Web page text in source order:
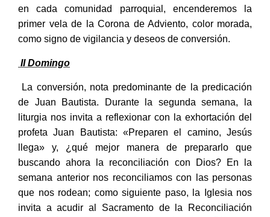
en cada comunidad parroquial, encenderemos la
primer vela de la Corona de Adviento, color morada,
como signo de vigilancia y deseos de conversión.
II Domingo
La conversión, nota predominante de la predicación
de Juan Bautista. Durante la segunda semana, la
liturgia nos invita a reflexionar con la exhortación del
profeta Juan Bautista: «Preparen el camino, Jesús
llega» y, ¿qué mejor manera de prepararlo que
buscando ahora la reconciliación con Dios? En la
semana anterior nos reconciliamos con las personas
que nos rodean; como siguiente paso, la Iglesia nos
invita a acudir al Sacramento de la Reconciliación